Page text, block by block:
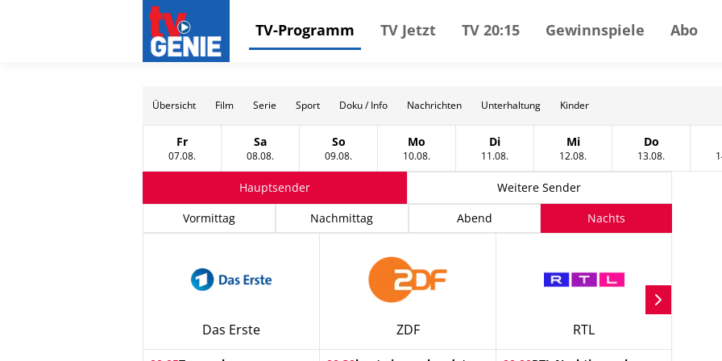
TV-Programm TV Jetzt TV 20:15 Gewinnspiele Abo
Übersicht Film Serie Sport Doku / Info Nachrichten Unterhaltung Kinder
Freitag, 07 August
Fr
07.08. Samstag, 08 August
Sa
08.08. Sonntag, 09 August
So
09.08. Montag, 10 August
Mo
10.08. Dienstag, 11 August
Di
11.08. Mittwoch, 12 August
Mi
12.08. Donnerstag,
Do
13.08.
Hauptsender
Weitere Sender
Vormittag
Nachmittag Abend Nachts
Das Erste ZDF RTL